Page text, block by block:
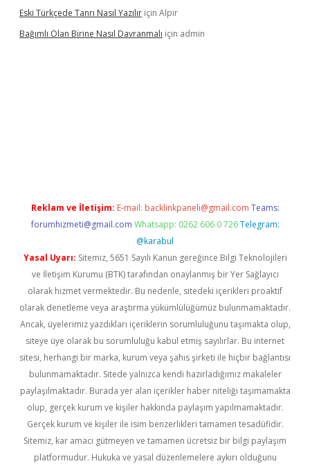
Eski Türkçede Tanrı Nasıl Yazılır için Alpır
Bağımlı Olan Birine Nasıl Davranmalı için admin
Reklam ve İletişim: E-mail: backlinkpaneli@gmail.com Teams:
forumhizmeti@gmail.com Whatsapp: 0262 606 0 726 Telegram:
@karabul
Yasal Uyarı: Sitemiz, 5651 Sayılı Kanun gereğince Bilgi Teknolojileri
ve İletişim Kurumu (BTK) tarafından onaylanmış bir Yer Sağlayıcı
olarak hizmet vermektedir. Bu nedenle, sitedeki içerikleri proaktif
olarak denetleme veya araştırma yükümlülüğümüz bulunmamaktadır.
Ancak, üyelerimiz yazdıkları içeriklerin sorumluluğunu taşımakta olup,
siteye üye olarak bu sorumluluğu kabul etmiş sayılırlar. Bu internet
sitesi, herhangi bir marka, kurum veya şahıs şirketi ile hiçbir bağlantısı
bulunmamaktadır. Sitede yalnızca kendi hazırladığımız makaleler
paylaşılmaktadır. Burada yer alan içerikler haber niteliği taşımamakta
olup, gerçek kurum ve kişiler hakkında paylaşım yapılmamaktadır.
Gerçek kurum ve kişiler ile isim benzerlikleri tamamen tesadüfidir.
Sitemiz, kar amacı gütmeyen ve tamamen ücretsiz bir bilgi paylaşım
platformudur. Hukuka ve yasal düzenlemelere aykırı olduğunu